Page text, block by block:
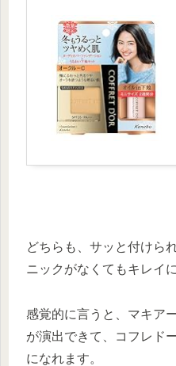
どちらも、サッと付けら
ニックがなくてもキレイ
感覚的に言うと、マキア
が演出できて、コフレド
になれます。